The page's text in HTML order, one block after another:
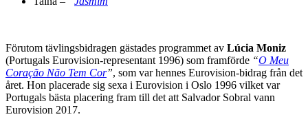
Förutom tävlingsbidragen gästades programmet av Lúcia Moniz
(Portugals Eurovision-representant 1996) som framförde “O Meu
Coração Não Tem Cor”, som var hennes Eurovision-bidrag från det
året. Hon placerade sig sexa i Eurovision i Oslo 1996 vilket var
Portugals bästa placering fram till det att Salvador Sobral vann
Eurovision 2017.